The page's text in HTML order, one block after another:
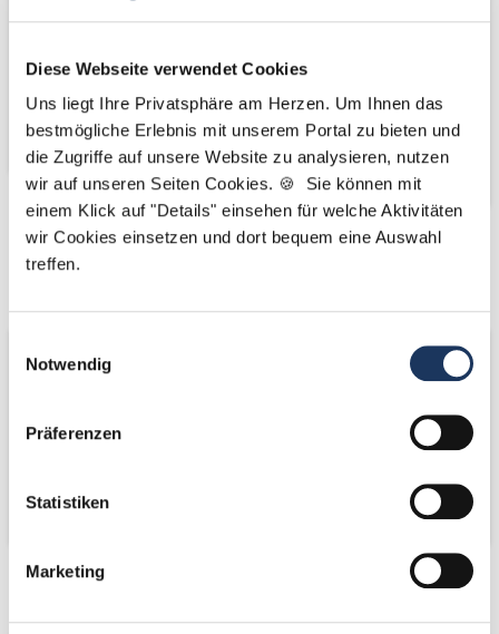
Diese Webseite verwendet Cookies
Uns liegt Ihre Privatsphäre am Herzen. Um Ihnen das
bestmögliche Erlebnis mit unserem Portal zu bieten und
die Zugriffe auf unsere Website zu analysieren, nutzen
wir auf unseren Seiten Cookies. 🍪 Sie können mit
einem Klick auf "Details" einsehen für welche Aktivitäten
wir Cookies einsetzen und dort bequem eine Auswahl
treffen.
Notwendig
Präferenzen
Statistiken
Marketing
Kooperations-
Kooperations-
Netzwerk-Partner Netzwerk-Partner